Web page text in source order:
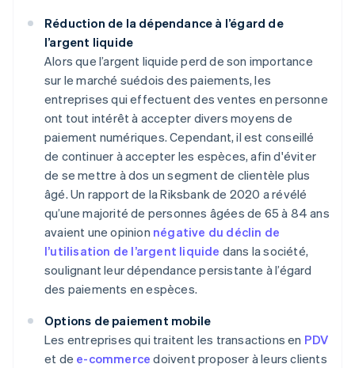
Réduction de la dépendance à l’égard de
l’argent liquide
Alors que l’argent liquide perd de son importance
sur le marché suédois des paiements, les
entreprises qui effectuent des ventes en personne
ont tout intérêt à accepter divers moyens de
paiement numériques. Cependant, il est conseillé
de continuer à accepter les espèces, afin d'éviter
de se mettre à dos un segment de clientèle plus
âgé. Un rapport de la Riksbank de 2020 a révélé
qu’une majorité de personnes âgées de 65 à 84 ans
avaient une opinion négative du déclin de
l’utilisation de l’argent liquide dans la société,
soulignant leur dépendance persistante à l’égard
des paiements en espèces.
Options de paiement mobile
Les entreprises qui traitent les transactions en PDV
et de e-commerce doivent proposer à leurs clients